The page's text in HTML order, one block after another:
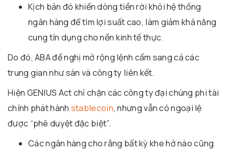
Kịch bản đó khiến dòng tiền rời khỏi hệ thống
ngân hàng để tìm lợi suất cao, làm giảm khả năng
cung tín dụng cho nền kinh tế thực.
Do đó, ABA đề nghị mở rộng lệnh cấm sang cả các
trung gian như sàn và công ty liên kết.
Hiện GENIUS Act chỉ chặn các công ty đại chúng phi tài
chính phát hành stablecoin, nhưng vẫn có ngoại lệ
được “phê duyệt đặc biệt”.
Các ngân hàng cho rằng bất kỳ khe hở nào cũng